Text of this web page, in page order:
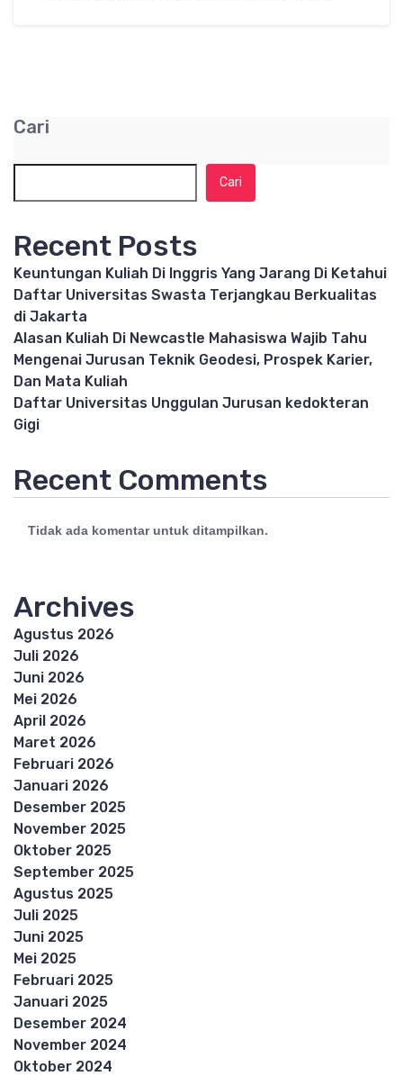
Cari
Cari
Recent Posts
Keuntungan Kuliah Di Inggris Yang Jarang Di Ketahui
Daftar Universitas Swasta Terjangkau Berkualitas
di Jakarta
Alasan Kuliah Di Newcastle Mahasiswa Wajib Tahu
Mengenai Jurusan Teknik Geodesi, Prospek Karier,
Dan Mata Kuliah
Daftar Universitas Unggulan Jurusan kedokteran
Gigi
Recent Comments
Tidak ada komentar untuk ditampilkan.
Archives
Agustus 2026
Juli 2026
Juni 2026
Mei 2026
April 2026
Maret 2026
Februari 2026
Januari 2026
Desember 2025
November 2025
Oktober 2025
September 2025
Agustus 2025
Juli 2025
Juni 2025
Mei 2025
Februari 2025
Januari 2025
Desember 2024
November 2024
Oktober 2024